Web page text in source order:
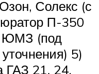
Солекс (с
П-350
ЮМЗ (под
5)
ГАЗ 21, 24,